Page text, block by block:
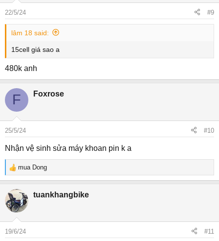
22/5/24 #9
lâm 18 said:
15cell giá sao a
480k anh
F Foxrose
25/5/24 #10
Nhận vệ sinh sửa máy khoan pin k a
R
e
a
c
t
n
mua Dong
tuankhangbike
19/6/24 #11